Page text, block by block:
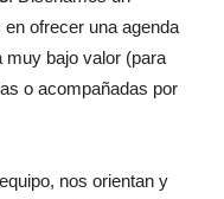
ofrecer una agenda
muy bajo valor (para
o acompañadas por
nos orientan y